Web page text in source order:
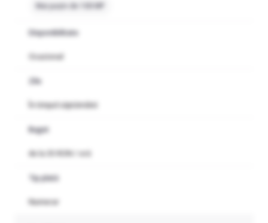
Mai puțin de 100 MP
Disponibilitate
Ocazional
Zile
În timpul săptămânii
Buget
de la 35 RON / oră
Tip plată
Numerar